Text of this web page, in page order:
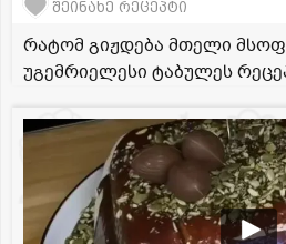
შეინახე რეცეპტი
რატომ გიჟდება მთელი
უგემრიელესი ტაბულეს